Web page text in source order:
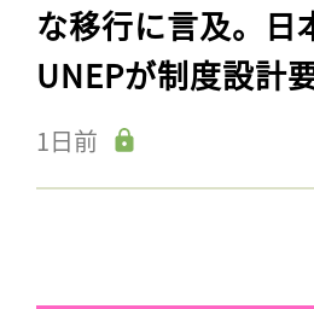
な移行に言及。日
UNEPが制度設計
1日前